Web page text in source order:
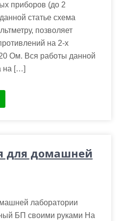
приборов (до 2
статье схема
позволяет
на 2-х
Ом. Вся работы данной
на […]
для домашней
лаборатории
БП своими руками На